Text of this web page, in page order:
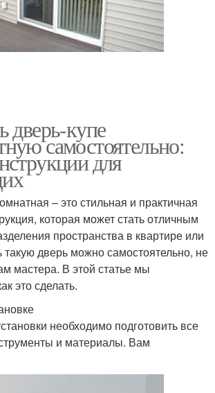
дверь-купе
самостоятельно:
для
– это стильная и практичная
которая может стать отличным
пространства в квартире или
такую дверь можно самостоятельно, не
мастера. В этой статье мы
это сделать.
необходимо подготовить все
и материалы. Вам